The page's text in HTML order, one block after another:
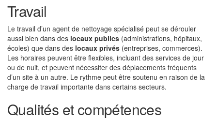
Travail
Le travail d’un agent de nettoyage spécialisé peut se dérouler
aussi bien dans des locaux publics (administrations, hôpitaux,
écoles) que dans des locaux privés (entreprises, commerces).
Les horaires peuvent être flexibles, incluant des services de jour
ou de nuit, et peuvent nécessiter des déplacements fréquents
d’un site à un autre. Le rythme peut être soutenu en raison de la
charge de travail importante dans certains secteurs.
Qualités et compétences